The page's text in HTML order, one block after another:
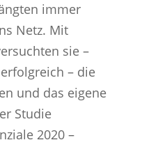
immer
Netz. Mit
sie –
– die
und das eigene
Studie
2020 –